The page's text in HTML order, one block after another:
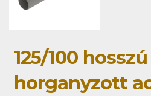
125/100
horganyzott